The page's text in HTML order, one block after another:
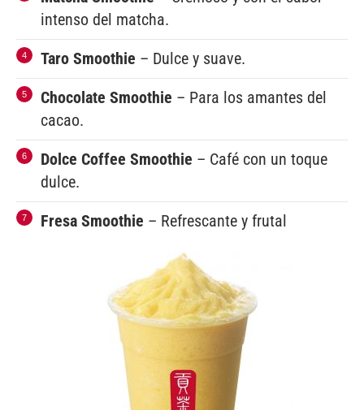
intenso del matcha.
Taro Smoothie – Dulce y suave.
Chocolate Smoothie – Para los amantes del
cacao.
Dolce Coffee Smoothie – Café con un toque
dulce.
Fresa Smoothie – Refrescante y frutal